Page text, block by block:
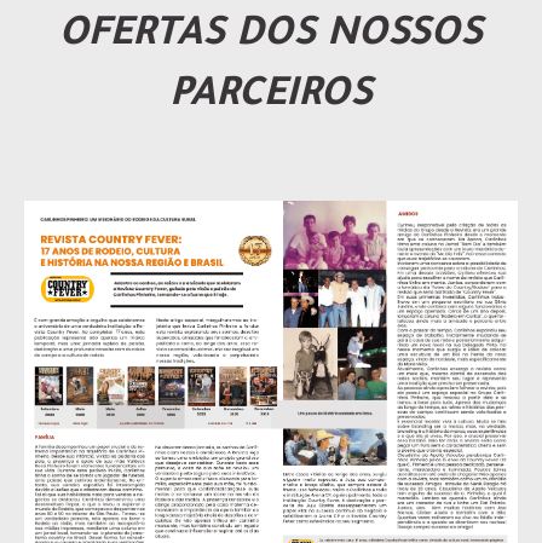
OFERTAS DOS NOSSOS
PARCEIROS